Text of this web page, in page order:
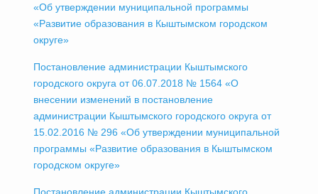
«Об утверждении муниципальной программы
«Развитие образования в Кыштымском городском
округе»
Постановление администрации Кыштымского
городского округа от 06.07.2018 № 1564 «О
внесении изменений в постановление
администрации Кыштымского городского округа от
15.02.2016 № 296 «Об утверждении муниципальной
программы «Развитие образования в Кыштымском
городском округе»